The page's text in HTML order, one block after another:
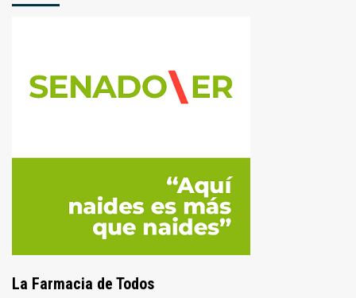
La Farmacia de Todos